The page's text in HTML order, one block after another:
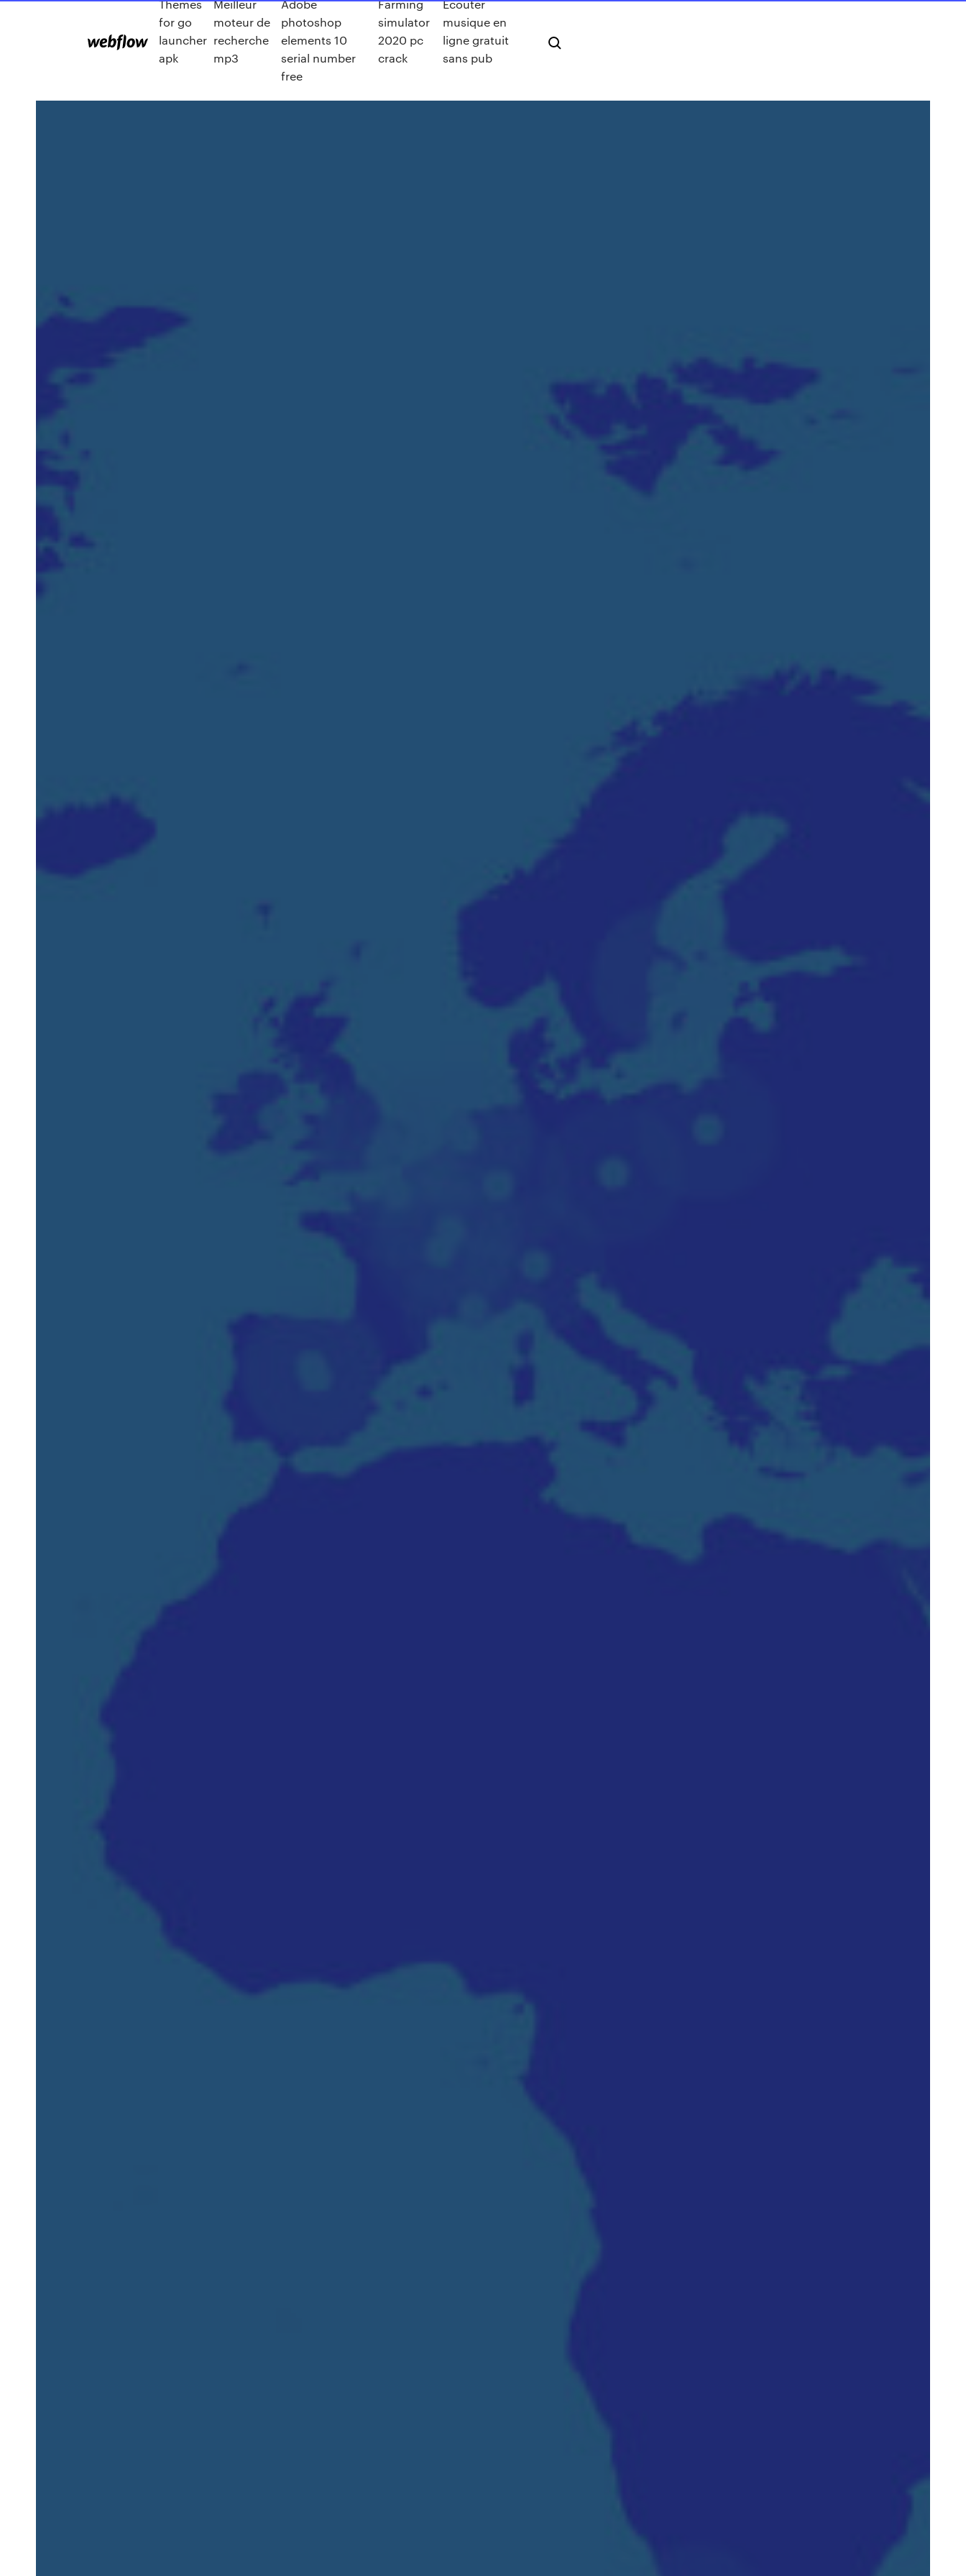
Themes
for go
launcher
apk
Meilleur
moteur de
recherche
mp3
Adobe
photoshop
elements 10
serial number
free
Farming
simulator
2020 pc
crack
Ecouter
musique en
ligne gratuit
sans pub